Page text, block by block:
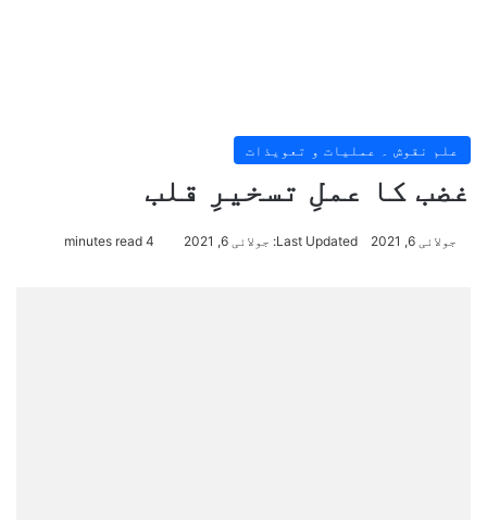
علم نقوش ۔ عملیات و تعویذات
غضب کا عملِ تسخیرِ قلب
جولائی 6, 2021 Last Updated: جولائی 6, 2021